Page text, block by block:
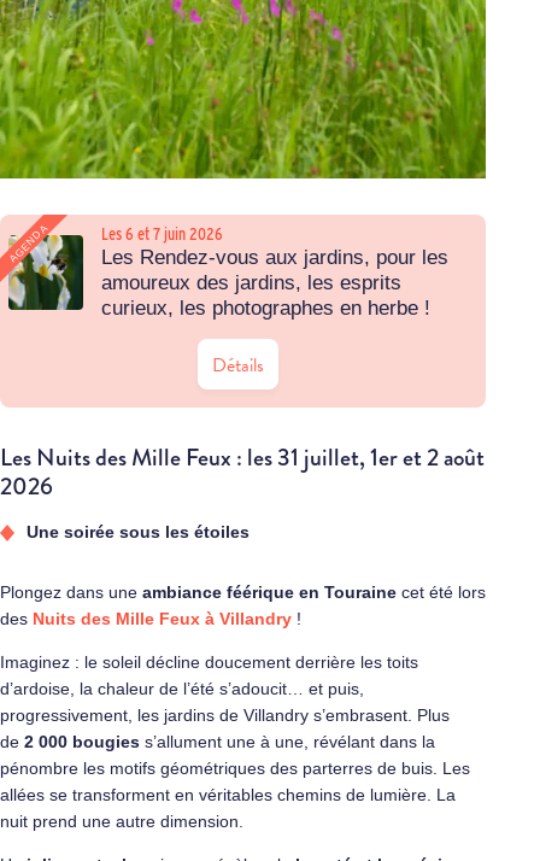
AGENDA Les 6 et 7 juin 2026
Les Rendez-vous aux jardins, pour les
amoureux des jardins, les esprits
curieux, les photographes en herbe !
Détails
Les Nuits des Mille Feux : les 31 juillet, 1er et 2 août
2026
Une soirée sous les étoiles
Plongez dans une ambiance féérique en Touraine cet été lors
des Nuits des Mille Feux à Villandry !
Imaginez : le soleil décline doucement derrière les toits
d’ardoise, la chaleur de l’été s’adoucit… et puis,
progressivement, les jardins de Villandry s’embrasent. Plus
de 2 000 bougies s’allument une à une, révélant dans la
pénombre les motifs géométriques des parterres de buis. Les
allées se transforment en véritables chemins de lumière. La
nuit prend une autre dimension.